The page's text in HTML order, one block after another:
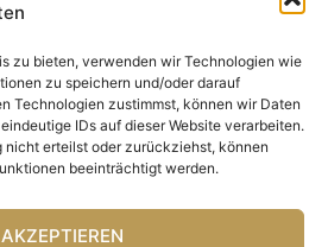
zu bieten, verwenden wir Technologien wie
zu speichern und/oder darauf
Technologien zustimmst, können wir Daten
IDs auf dieser Website verarbeiten.
nicht erteilst oder zurückziehst, können
beeinträchtigt werden.
AKZEPTIEREN
politisch Road Movie roadmovie
Tiere Tierfilm Ungeheuer USA